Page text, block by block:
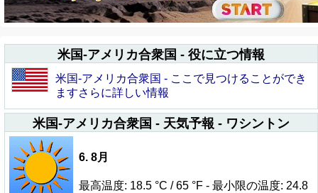
米国-アメリカ合衆国 - 役に立つ情報
米国-アメリカ合衆国 - ここで見つけることができ
ますさらに詳しい情報
米国-アメリカ合衆国 - 天気予報 - ワシントン
6. 8月
最高温度: 18.5 °C / 65 °F - 最小限の温度: 24.8